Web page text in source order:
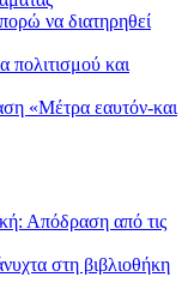
να διατηρηθεί
πολιτισμού και
«Μέτρα εαυτόν-και
Απόδραση από τις
στη βιβλιοθήκη